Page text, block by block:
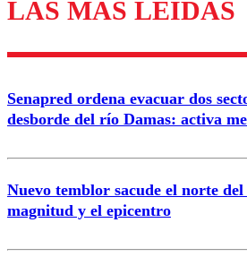
LAS MÁS LEÍDAS
Senapred ordena evacuar dos
desborde del río Damas: activa
Nuevo temblor sacude el norte
magnitud y el epicentro